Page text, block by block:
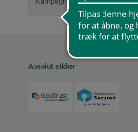
Absolut sikker